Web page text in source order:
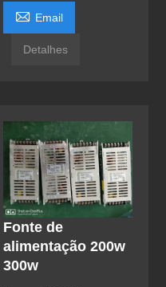
 Email
Detalhes
Fonte de
alimentação 200w
300w